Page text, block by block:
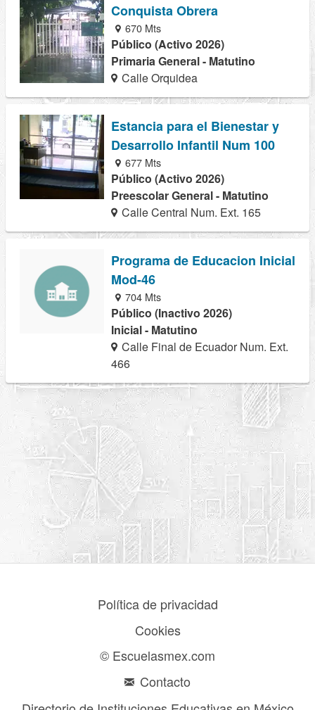
Conquista Obrera
670 Mts
Público (Activo 2026)
Primaria General - Matutino
Calle Orquidea
Estancia para el Bienestar y
Desarrollo Infantil Num 100
677 Mts
Público (Activo 2026)
Preescolar General - Matutino
Calle Central Num. Ext. 165
Programa de Educacion Inicial
Mod-46
704 Mts
Público (Inactivo 2026)
Inicial - Matutino
Calle Final de Ecuador Num. Ext.
466
Política de privacidad
Cookies
© Escuelasmex.com
Contacto